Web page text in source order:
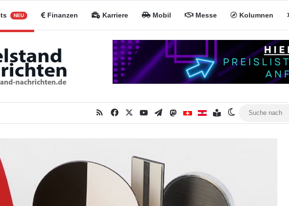
NEU Finanzen Karriere Mobil Messe Kolumnen
RSSFacebookYouTubeTelegramMastodonMiNa CHMiNa AT
Inhaltsverzeichnis
Skin umschalten